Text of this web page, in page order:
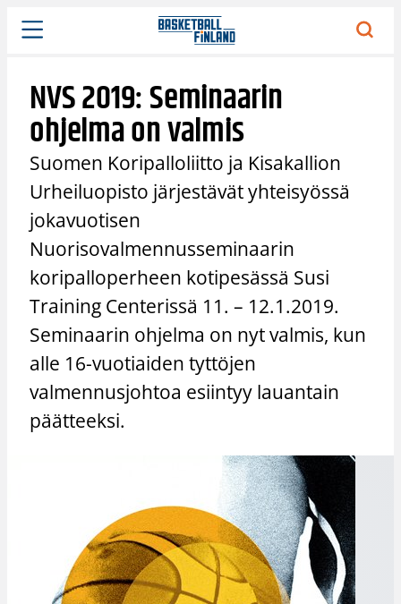
Siirry
sisältöön
NVS 2019: Seminaarin
ohjelma on valmis
Suomen Koripalloliitto ja Kisakallion
Urheiluopisto järjestävät yhteisyössä
jokavuotisen
Nuorisovalmennusseminaarin
koripalloperheen kotipesässä Susi
Training Centerissä 11. – 12.1.2019.
Seminaarin ohjelma on nyt valmis, kun
alle 16-vuotiaiden tyttöjen
valmennusjohtoa esiintyy lauantain
päätteeksi.